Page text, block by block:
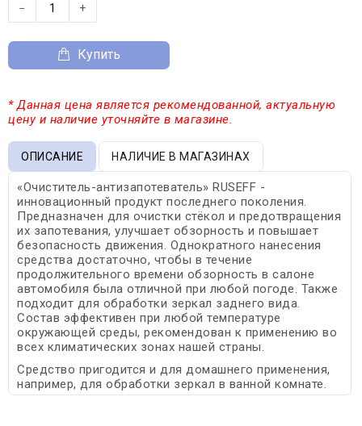
− +
Купить
* Данная цена является рекомендованной, актуальную
цену и наличие уточняйте в магазине.
ОПИСАНИЕ НАЛИЧИЕ В МАГАЗИНАХ
«Очиститель-антизапотеватель» RUSEFF -
инновационный продукт последнего поколения.
Предназначен для очистки стёкол и предотвращения
их запотевания, улучшает обзорность и повышает
безопасность движения. Однократного нанесения
средства достаточно, чтобы в течение
продолжительного времени обзорность в салоне
автомобиля была отличной при любой погоде. Также
подходит для обработки зеркал заднего вида.
Состав эффективен при любой температуре
окружающей среды, рекомендован к применению во
всех климатических зонах нашей страны.
Средство пригодится и для домашнего применения,
например, для обработки зеркал в ванной комнате.